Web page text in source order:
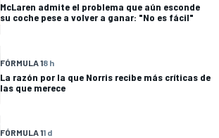
McLaren admite el problema que aún esconde
su coche pese a volver a ganar: "No es fácil"
FÓRMULA 18 h
La razón por la que Norris recibe más críticas de
las que merece
FÓRMULA 11 d